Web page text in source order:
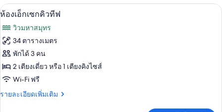
ทะเล
กับ
ห้อง
ลัก
ซ์,
วิว
ทะเล
เปิด
ภาพถ่าย
ทั้งหมด
ของ
ห้อง
เอ็ก
เซก
เครื่องนอนระดับพรีเมียม, มินิบาร์, ตู้นิ
5
ห้องเอ็กเซกคิวทีฟ
วิวมหาสมุทร
34 ตารางเมตร
พักได้ 3 คน
2 เตียงเดี่ยว หรือ 1 เตียงคิงไซส์
Wi-Fi ฟรี
รายละเอียดเพิ่มเติม
ราย